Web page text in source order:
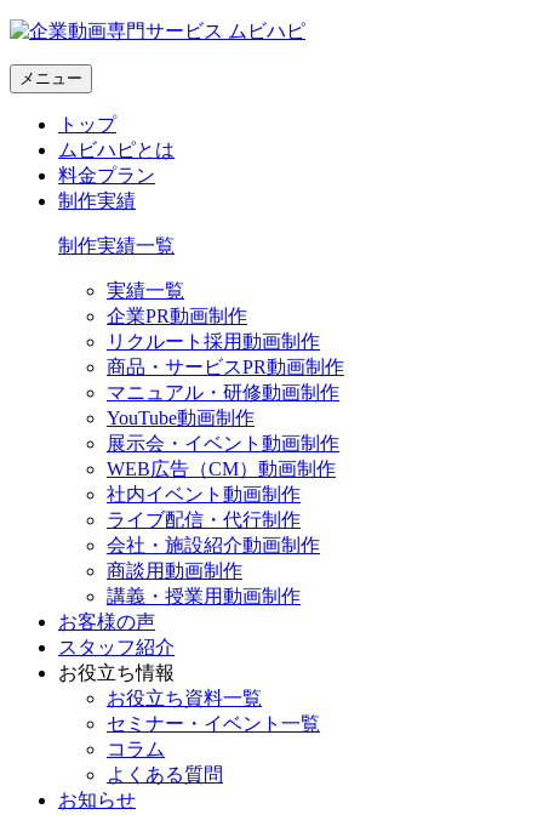
メニュー
トップ
ムビハピとは
料金プラン
制作実績
制作実績一覧
実績一覧
企業PR動画制作
リクルート採用動画制作
商品・サービスPR動画制作
マニュアル・研修動画制作
YouTube動画制作
展示会・イベント動画制作
WEB広告（CM）動画制作
社内イベント動画制作
ライブ配信・代行制作
会社・施設紹介動画制作
商談用動画制作
講義・授業用動画制作
お客様の声
スタッフ紹介
お役立ち情報
お役立ち資料一覧
セミナー・イベント一覧
コラム
よくある質問
お知らせ